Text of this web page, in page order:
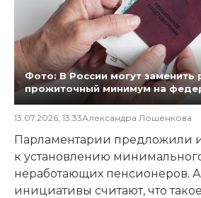
Фото: В России могут заменить
прожиточный минимум на
13.07.2026, 13:33Александра Лошенкова
Парламентарии предложили
к установлению
неработающих пенсионеров.
инициативы считают, что